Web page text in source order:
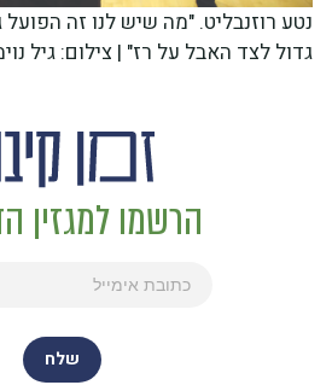
נטע רוזנבליט. "מה שיש לנו זה הפועל
גדול לצד האבל על רז" | צילום: גיל
הרשמו למגזין